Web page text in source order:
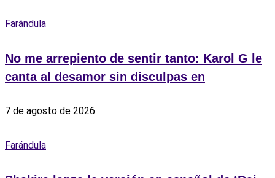
Farándula
No me arrepiento de sentir tanto: Karol G le
canta al desamor sin disculpas en
7 de agosto de 2026
Farándula